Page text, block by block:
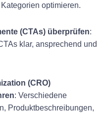
optimieren.
(CTAs) überprüfen:
klar, ansprechend und
(CRO)
: Verschiedene
Produktbeschreibungen,